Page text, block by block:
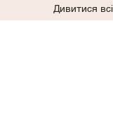
Дивитися всі